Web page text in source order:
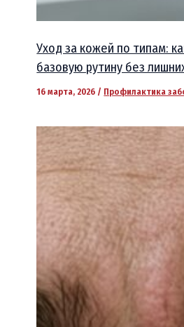
Уход за кожей по типам:
базовую рутину без
16 марта, 2026 / Профилактика